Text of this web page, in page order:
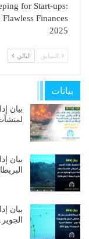
for Start-ups:
Finances
2025
السابق التالي
بيانات
بيان
بيان